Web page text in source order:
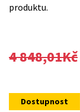
produktu.
4 848,01Kč
Dostupnost